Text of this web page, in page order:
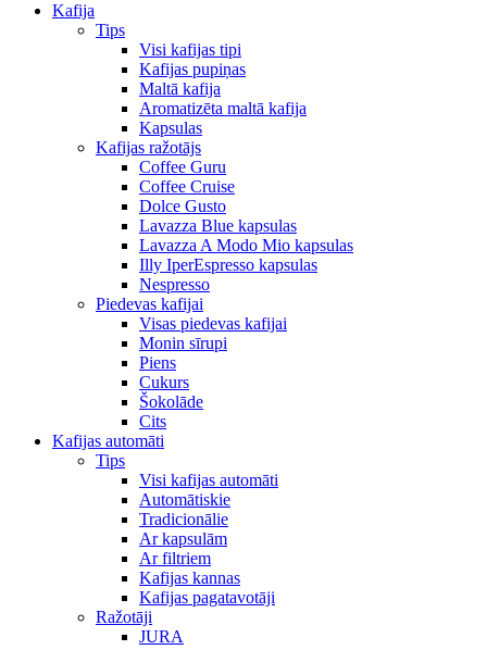
Kafija
Tips
Visi kafijas tipi
Kafijas pupiņas
Maltā kafija
Aromatizēta maltā kafija
Kapsulas
Kafijas ražotājs
Coffee Guru
Coffee Cruise
Dolce Gusto
Lavazza Blue kapsulas
Lavazza A Modo Mio kapsulas
Illy IperEspresso kapsulas
Nespresso
Piedevas kafijai
Visas piedevas kafijai
Monin sīrupi
Piens
Cukurs
Šokolāde
Cits
Kafijas automāti
Tips
Visi kafijas automāti
Automātiskie
Tradicionālie
Ar kapsulām
Ar filtriem
Kafijas kannas
Kafijas pagatavotāji
Ražotāji
JURA